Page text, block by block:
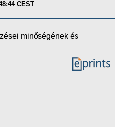
CEST
minőségének és